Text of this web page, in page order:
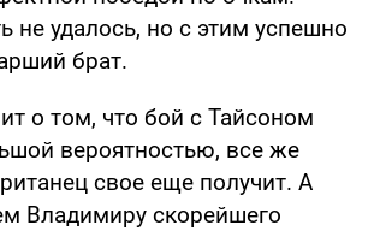
не удалось, но с этим успешно
брат.
о том, что бой с Тайсоном
вероятностью, все же
свое еще получит. А
Владимиру скорейшего